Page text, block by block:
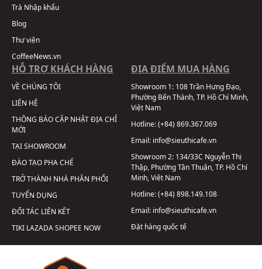
Trà Nhập khẩu
Blog
Thư viện
CoffeeNews.vn
HỖ TRỢ KHÁCH HÀNG
VỀ CHÚNG TÔI
LIÊN HỆ
THÔNG BÁO CẬP NHẬT ĐỊA CHỈ
MỚI
TẠI SHOWROOM
ĐÀO TẠO PHA CHẾ
TRỞ THÀNH NHÀ PHÂN PHỐI
TUYỂN DỤNG
ĐỐI TÁC LIÊN KẾT
TIKI LAZADASHOPEE NOW
ĐỊA ĐIỂM MUA HÀNG
Showroom 1: 108 Trần Hưng Đạo,
Phường Bến Thành, TP. Hồ Chí Minh,
Việt Nam
Hotline:(+84) 869.367.069
Email: info@sieuthicafe.vn
Showroom 2: 134/33C Nguyễn Thị
Thập, Phường Tân Thuận, TP. Hồ Chí
Minh, Việt Nam
Hotline:(+84) 898.149.108
Email: info@sieuthicafe.vn
Đặt hàng quốc tế